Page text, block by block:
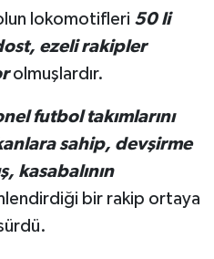
lokomotifleri 50 li
ezeli rakipler
olmuşlardır.
futbol takımlarını
sahip, devşirme
kasabalının
bir rakip ortaya